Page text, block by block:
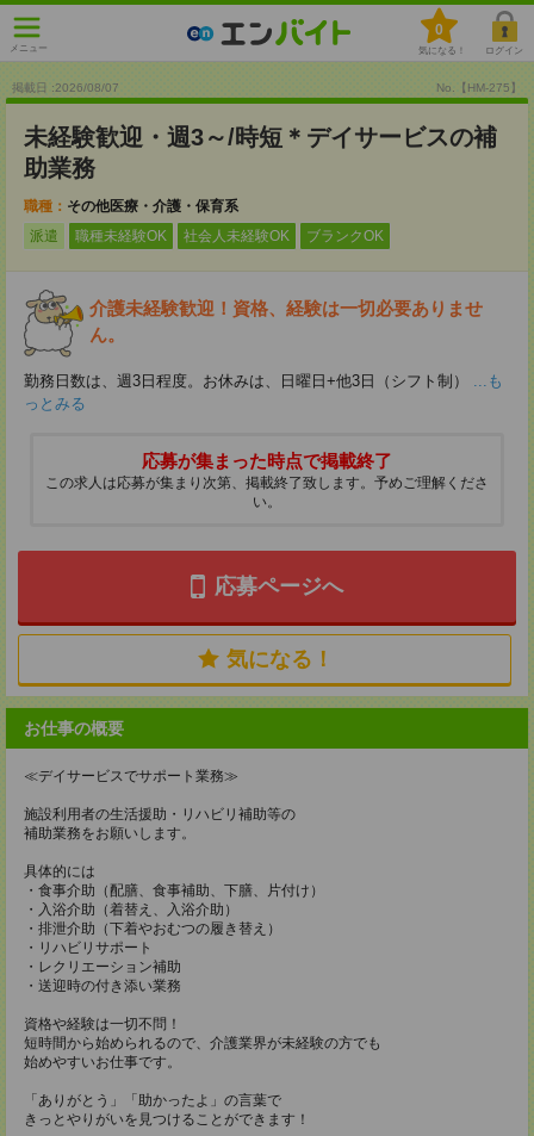
メニュー
0
気になる！ ログイン
掲載日 :2026/08/07 No.【HM-275】
未経験歓迎・週3～/時短＊デイサービスの補
助業務
職種： その他医療・介護・保育系
派遣
職種未経験OK 社会人未経験OK ブランクOK
介護未経験歓迎！資格、経験は一切必要ありませ
ん。
勤務日数は、週3日程度。お休みは、日曜日+他3日（シフト制）
...も
っとみる
応募が集まった時点で掲載終了
この求人は応募が集まり次第、掲載終了致します。予めご理解くださ
い。
応募ページへ
気になる！
お仕事の概要
≪デイサービスでサポート業務≫
施設利用者の生活援助・リハビリ補助等の
補助業務をお願いします。
具体的には
・食事介助（配膳、食事補助、下膳、片付け）
・入浴介助（着替え、入浴介助）
・排泄介助（下着やおむつの履き替え）
・リハビリサポート
・レクリエーション補助
・送迎時の付き添い業務
資格や経験は一切不問！
短時間から始められるので、介護業界が未経験の方でも
始めやすいお仕事です。
「ありがとう」「助かったよ」の言葉で
きっとやりがいを見つけることができます！